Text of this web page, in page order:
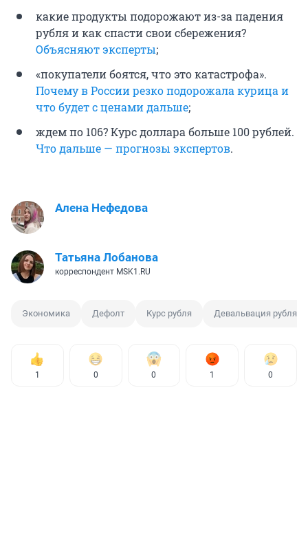
какие продукты подорожают из-за падения
рубля и как спасти свои сбережения?
Объясняют эксперты;
«покупатели боятся, что это катастрофа».
Почему в России резко подорожала курица и
что будет с ценами дальше;
ждем по 106? Курс доллара больше 100 рублей.
Что дальше — прогнозы экспертов.
Алена Нефедова
Татьяна Лобанова
корреспондент MSK1.RU
Экономика Дефолт Курс рубля Девальвация рубля
1 0 0 1 0